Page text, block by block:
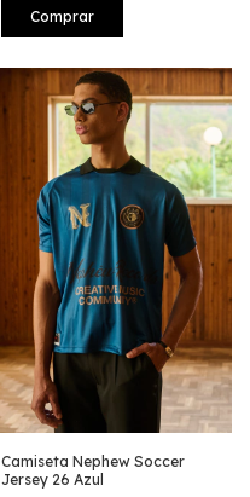
Comprar
Camiseta Nephew Soccer
Jersey 26 Azul